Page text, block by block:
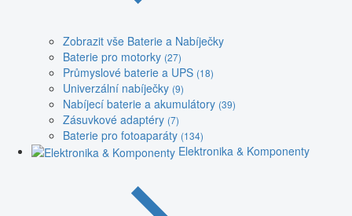
Zobrazit vše Baterie a Nabíječky
Baterie pro motorky (27)
Průmyslové baterie a UPS (18)
Univerzální nabíječky (9)
Nabíjecí baterie a akumulátory (39)
Zásuvkové adaptéry (7)
Baterie pro fotoaparáty (134)
Elektronika & Komponenty